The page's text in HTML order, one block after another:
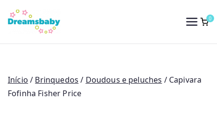
para
conteúdo
Dreams Baby
0
Início / Brinquedos / Doudous e peluches / Capivara
Fofinha Fisher Price